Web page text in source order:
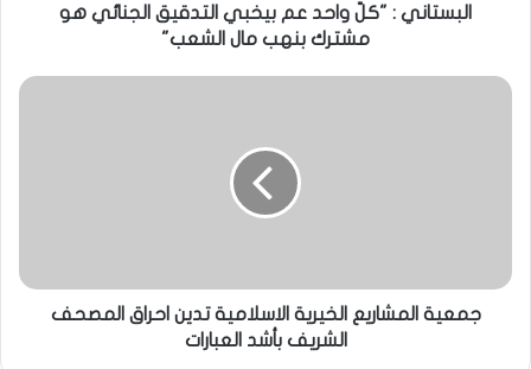
البستاني : "كلّ واحد عم بيخبي التدقيق الجنائي هو
مشترك بنهب مال الشعب"
جمعية المشاريع الخيرية الاسلامية تدين احراق المصحف
الشريف بأشد العبارات